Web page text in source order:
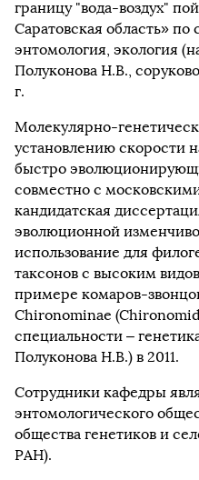
границу "вода-воздух"
Саратовская область» по
энтомология, экология
Полуконова Н.В.,
г.
Молекулярно-
установлению скорости
быстро
совместно с
кандидатская
эволюционной
использование для
таксонов с высоким
примере комаров-
Chironominae
специальности –
Полуконова Н.В.) в 2011.
Сотрудники кафедры
энтомологического
общества генетиков и
РАН).